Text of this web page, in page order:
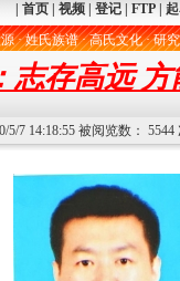
首页 视频 登记 FTP
· 姓氏族谱 · 高氏文化 · 研
志存高远
5/7 14:18:55 被阅览数：